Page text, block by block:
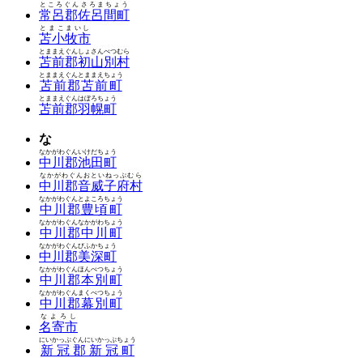
常呂郡佐呂間町
ところぐんさろまちょう
苫小牧市
とまこまいし
苫前郡初山別村
とままえぐんしょさんべつむら
苫前郡苫前町
とままえぐんとままえちょう
苫前郡羽幌町
とままえぐんはぼろちょう
な
中川郡池田町
なかがわぐんいけだちょう
中川郡音威子府村
なかがわぐんおといねっぷむら
中川郡豊頃町
なかがわぐんとよころちょう
中川郡中川町
なかがわぐんなかがわちょう
中川郡美深町
なかがわぐんびふかちょう
中川郡本別町
なかがわぐんほんべつちょう
中川郡幕別町
なかがわぐんまくべつちょう
名寄市
なよろし
新冠郡新冠町
にいかっぷぐんにいかっぷちょう